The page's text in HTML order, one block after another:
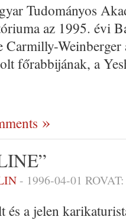
Tudományos
az 1995. évi
főrabbijának, a
- 1996-04-01 ROVAT:
és a jelen